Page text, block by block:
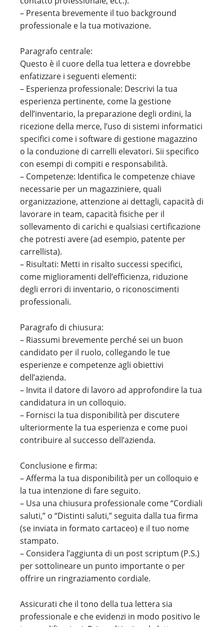
– Presenta brevemente il tuo background
professionale e la tua motivazione.
Paragrafo centrale:
Questo è il cuore della tua lettera e dovrebbe
enfatizzare i seguenti elementi:
– Esperienza professionale: Descrivi la tua
esperienza pertinente, come la gestione
dell’inventario, la preparazione degli ordini, la
ricezione della merce, l’uso di sistemi informatici
specifici come i software di gestione magazzino
o la conduzione di carrelli elevatori. Sii specifico
con esempi di compiti e responsabilità.
– Competenze: Identifica le competenze chiave
necessarie per un magazziniere, quali
organizzazione, attenzione ai dettagli, capacità di
lavorare in team, capacità fisiche per il
sollevamento di carichi e qualsiasi certificazione
che potresti avere (ad esempio, patente per
carrellista).
– Risultati: Metti in risalto successi specifici,
come miglioramenti dell’efficienza, riduzione
degli errori di inventario, o riconoscimenti
professionali.
Paragrafo di chiusura:
– Riassumi brevemente perché sei un buon
candidato per il ruolo, collegando le tue
esperienze e competenze agli obiettivi
dell’azienda.
– Invita il datore di lavoro ad approfondire la tua
candidatura in un colloquio.
– Fornisci la tua disponibilità per discutere
ulteriormente la tua esperienza e come puoi
contribuire al successo dell’azienda.
Conclusione e firma:
– Afferma la tua disponibilità per un colloquio e
la tua intenzione di fare seguito.
– Usa una chiusura professionale come “Cordiali
saluti,” o “Distinti saluti,” seguita dalla tua firma
(se inviata in formato cartaceo) e il tuo nome
stampato.
– Considera l’aggiunta di un post scriptum (P.S.)
per sottolineare un punto importante o per
offrire un ringraziamento cordiale.
Assicurati che il tono della tua lettera sia
professionale e che evidenzi in modo positivo le